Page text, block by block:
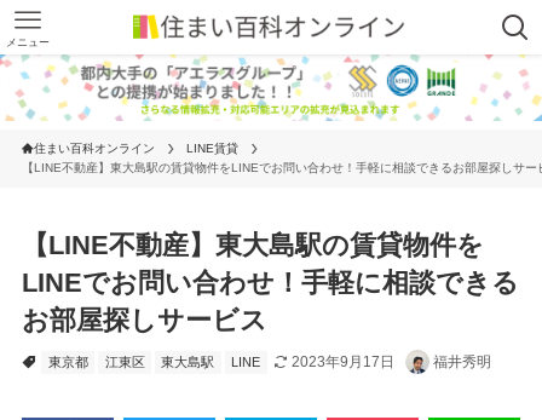
メニュー
住まい百科オンライン
LINE賃貸
【LINE不動産】東大島駅の賃貸物件をLINEでお問い合わせ！手軽に相談できるお部屋探しサー
【LINE不動産】東大島駅の賃貸物件を
LINEでお問い合わせ！手軽に相談できる
お部屋探しサービス
東京都 江東区 東大島駅 LINE 2023年9月17日 福井秀明